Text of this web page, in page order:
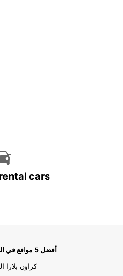
cars
أفضل 5 مواقع في المنامة
كراون بلازا